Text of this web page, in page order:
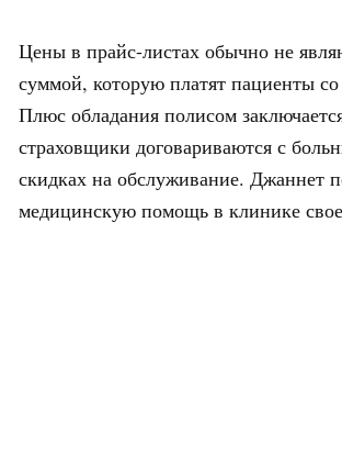
Цены в прайс-листах обычно не
суммой, которую платят пациенты со
Плюс обладания полисом
страховщики договариваются с
скидках на обслуживание. Джаннет
медицинскую помощь в клинике